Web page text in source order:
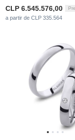
CLP 6.545.576,00
a partir de CLP 335.564